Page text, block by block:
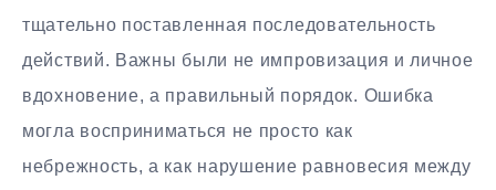
тщательно поставленная последовательность
действий. Важны были не импровизация и личное
вдохновение, а правильный порядок. Ошибка
могла восприниматься не просто как
небрежность, а как нарушение равновесия между